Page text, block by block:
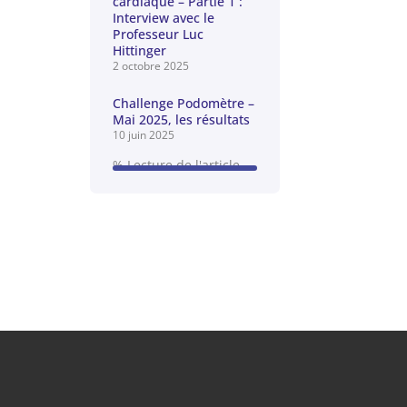
Interview avec le
Professeur Luc
Hittinger
2 octobre 2025
Challenge Podomètre –
Mai 2025, les résultats
10 juin 2025
% Lecture de l'article